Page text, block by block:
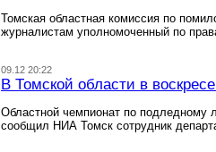
Томская областная комиссия по
журналистам уполномоченный по
09.12 20:22
В Томской области в
Областной чемпионат по подледному
сообщил НИА Томск сотрудник